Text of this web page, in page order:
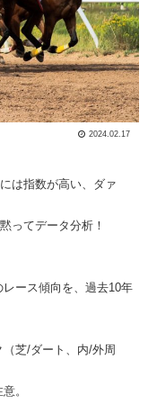
2024.02.17
は指数が高い、ダァ
ってデータ分析！
レース傾向を、過去10年
芝/ダート、内/外周
。